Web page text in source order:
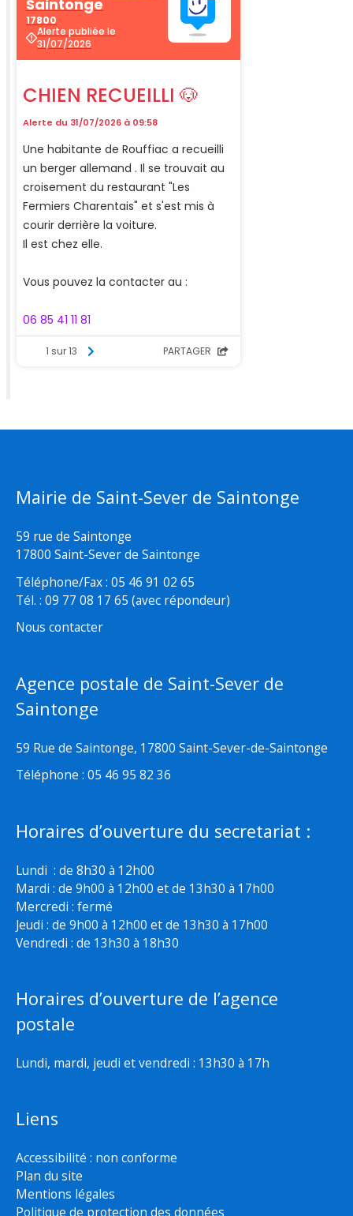
Mairie de Saint-Sever de Saintonge
59 rue de Saintonge
17800 Saint-Sever de Saintonge
Téléphone/Fax : 05 46 91 02 65
Tél. : 09 77 08 17 65 (avec répondeur)
Nous contacter
Agence postale de Saint-Sever de
Saintonge
59 Rue de Saintonge, 17800 Saint-Sever-de-Saintonge
Téléphone : 05 46 95 82 36
Horaires d’ouverture du secretariat :
Lundi : de 8h30 à 12h00
Mardi : de 9h00 à 12h00 et de 13h30 à 17h00
Mercredi : fermé
Jeudi : de 9h00 à 12h00 et de 13h30 à 17h00
Vendredi : de 13h30 à 18h30
Horaires d’ouverture de l’agence
postale
Lundi, mardi, jeudi et vendredi : 13h30 à 17h
Liens
Accessibilité : non conforme
Plan du site
Mentions légales
Politique de protection des données